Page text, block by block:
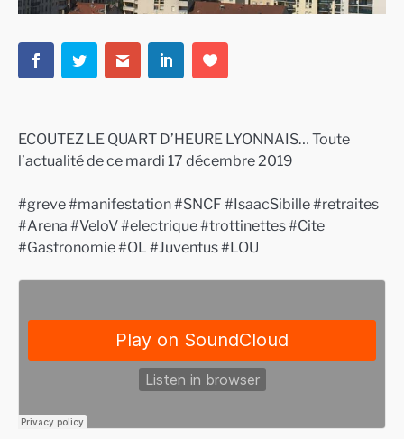
ECOUTEZ LE QUART D’HEURE LYONNAIS… Toute
l’actualité de ce mardi 17 décembre 2019
#greve #manifestation #SNCF #IsaacSibille #retraites
#Arena #VeloV #electrique #trottinettes #Cite
#Gastronomie #OL #Juventus #LOU